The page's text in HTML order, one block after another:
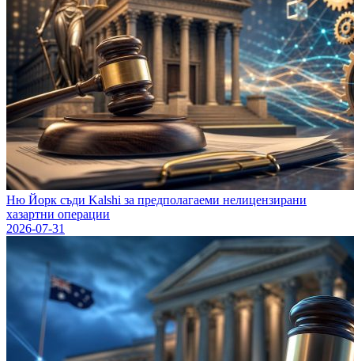
Ню Йорк съди Kalshi за предполагаеми нелицензирани
хазартни операции
2026-07-31